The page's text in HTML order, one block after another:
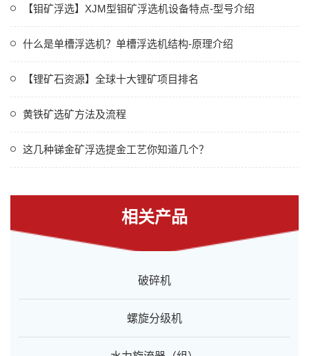
【钼矿浮选】XJM型钼矿浮选机设备特点-型号介绍
什么是单槽浮选机？单槽浮选机结构-原理介绍
【锂矿石资源】全球十大锂矿项目排名
黄铁矿选矿方法及流程
这几种锑金矿浮选提金工艺你知道几个？
相关产品
破碎机
螺旋分级机